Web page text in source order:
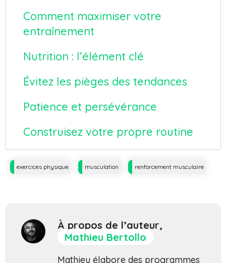
Comment maximiser votre
entraînement
Nutrition : l’élément clé
Évitez les pièges des tendances
Patience et persévérance
Construisez votre propre routine
Tagsexercices physique musculation renforcement musculaire
À propos de l’auteur,
Mathieu Bertollo
Mathieu élabore des programmes